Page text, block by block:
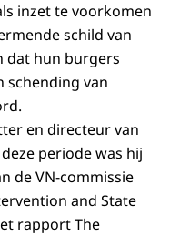
inzet te voorkomen
schild van
dat hun burgers
schending van
en directeur van
periode was hij
de VN-commissie
and State
rapport The